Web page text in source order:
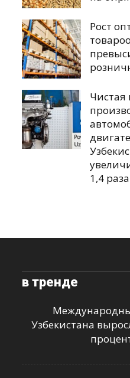
Рост
1,4 раза
в тренде
Узбекистана